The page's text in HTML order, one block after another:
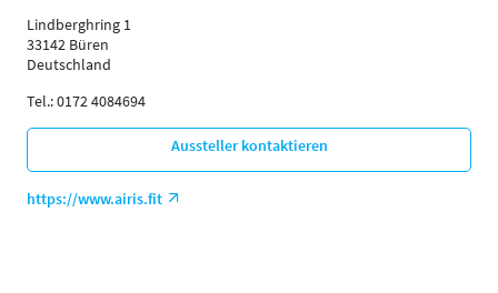
Lindberghring 1
33142 Büren
Deutschland
Tel.: 0172 4084694
Aussteller kontaktieren
https://www.airis.fit